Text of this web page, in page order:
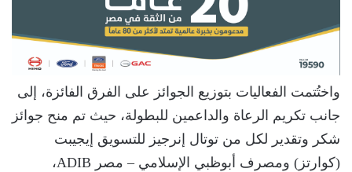
واختُتمت الفعاليات بتوزيع الجوائز على الفرق الفائزة، إلى
جانب تكريم الرعاة والداعمين للبطولة، حيث تم منح جوائز
شكر وتقدير لكل من توتال إنرجيز للتسويق إيجيبت
(كوارتز) ومصرف أبوظبي الإسلامي – مصر ADIB،